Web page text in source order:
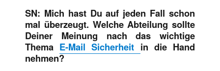
SN: Mich hast Du auf jeden Fall schon
mal überzeugt. Welche Abteilung sollte
Deiner Meinung nach das wichtige
Thema E-Mail Sicherheit in die Hand
nehmen?